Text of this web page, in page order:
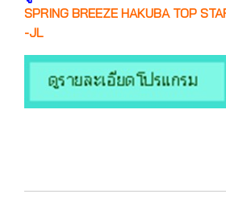
SPRING BREEZE HAKUBA TOP
-JL